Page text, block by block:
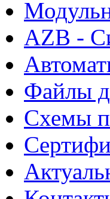
AZB -
Файлы
Схемы